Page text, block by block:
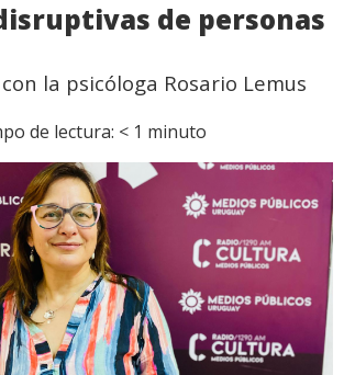
de personas
la psicóloga Rosario Lemus
de lectura: < 1 minuto